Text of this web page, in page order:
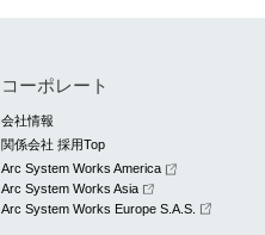
コーポレート
会社情報
関係会社 採用Top
Arc System Works America
Arc System Works Asia
Arc System Works Europe S.A.S.